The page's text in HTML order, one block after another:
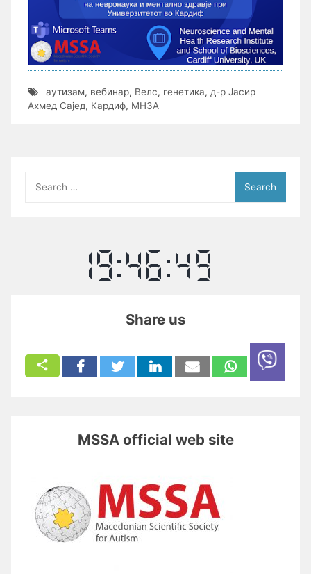
аутизам, вебинар, Велс, генетика, д-р Јасир
Ахмед Сајед, Кардиф, МНЗА
for:
Share us
MSSA official web site